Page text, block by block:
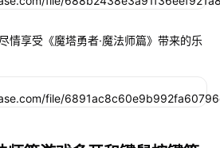
情享受《魔塔勇者·魔法师篇》带来的乐